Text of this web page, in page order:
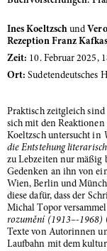
Ines Koeltzschund
Rezeption Franz Kafkas
Zeit: 10. Februar 2025,
Ort:Sudetendeutsches
Praktisch zeitgleich
sich mit den Reaktionen
Koeltzsch untersucht in
die Entstehung
zu Lebzeiten nur mäßig
Gedenken an ihn von
Wien, Berlin und
diese dafür, dass der
Michal Topor
rozumění (1913–-1968)
Texte von Autorinnen
Laufbahn mit dem